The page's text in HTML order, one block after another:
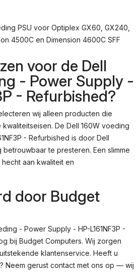
PSU voor Optiplex GX60, GX240,
4500C en Dimension 4600C SFF
voor de Dell
- Power Supply -
- Refurbished?
wij alleen producten die
De Dell 160W voeding
- Refurbished is door Dell
te presteren. Een slimme
aan kwaliteit en
door Budget
- Power Supply - HP-L161NF3P -
bij Budget Computers. Wij zorgen
klantenservice. Heeft u
Neem gerust contact met ons op — wij